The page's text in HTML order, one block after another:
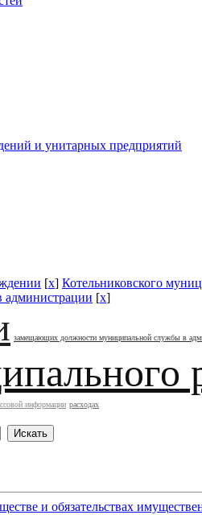
и унитарных предприятий
[x] Котельниковского
[x]
замещающих должности муниципальной службы в
информации расходах
и обязательствах